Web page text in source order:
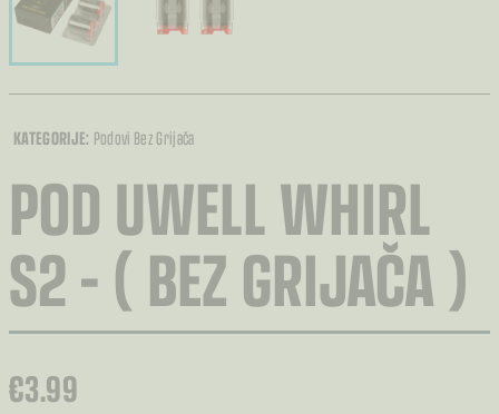
KATEGORIJE: Podovi Bez Grijača
POD UWELL WHIRL
S2 – ( BEZ GRIJAČA )
€3.99